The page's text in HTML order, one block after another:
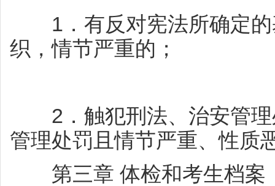
1．有反对宪法所确定的
织，情节严重的；
2．触犯刑法、治安管理
管理处罚且情节严重、性质
第三章 体检和考生档案